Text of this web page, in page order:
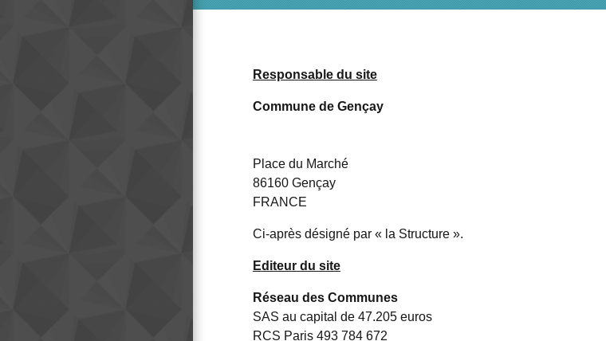
Responsable du site
Commune de Gençay
Place du Marché
86160 Gençay
FRANCE
Ci-après désigné par « la Structure ».
Editeur du site
Réseau des Communes
SAS au capital de 47.205 euros
RCS Paris 493 784 672